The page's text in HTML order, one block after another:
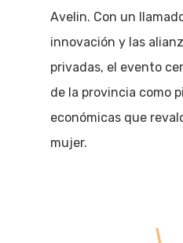
Avelin. Con un
innovación y las
privadas, el evento
de la provincia como
económicas que
mujer.